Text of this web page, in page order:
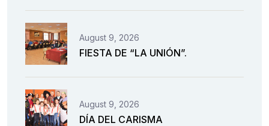
August 9, 2026
FIESTA DE “LA UNIÓN”.
August 9, 2026
DÍA DEL CARISMA